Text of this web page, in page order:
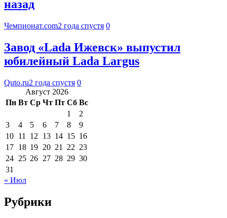
назад
Чемпионат.com2 года спустя 0
Завод «Lada Ижевск» выпустил
юбилейный Lada Largus
Quto.ru2 года спустя 0
Август 2026
Пн Вт Ср Чт Пт Сб Вс
1
2
3
4 5 6 7 8
9
10 11 12 13 14 15 16
17 18 19 20 21 22 23
24 25 26 27 28 29 30
31
« Июл
Рубрики